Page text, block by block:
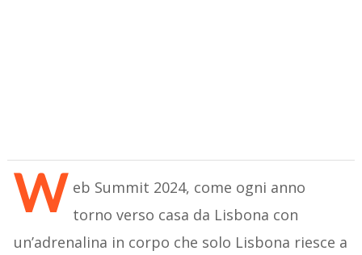
W eb Summit 2024, come ogni anno
torno verso casa da Lisbona con
un’adrenalina in corpo che solo Lisbona riesce a